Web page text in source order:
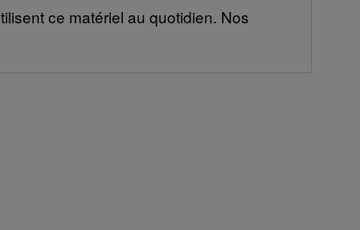
ce matériel au quotidien. Nos